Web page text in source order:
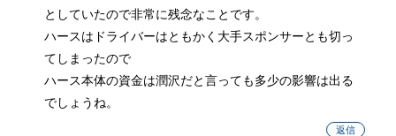
としていたので非常に残念なことです。
ハースはドライバーはともかく大手スポンサーとも切っ
てしまったので
ハース本体の資金は潤沢だと言っても多少の影響は出る
でしょうね。
返信